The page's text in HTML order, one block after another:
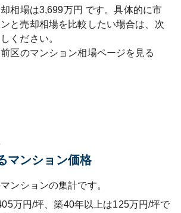
相場は3,699万円 です。具体的に市
と売却相場を比較したい場合は、次
ください。
区のマンション相場ページを見る
マンション価格
ンションの集計です。
万円/坪、築40年以上は125万円/坪で